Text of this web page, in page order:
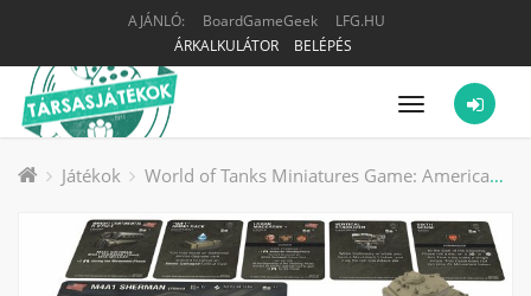
AJÁNLÓ: BoardGameGeek
LFG.HU
ÁRKALKULÁTOR
BELÉPÉS
Menü
Játékok World of Tanks Miniatures Game: American – M4A1 Sherman (76mm) társasjáték kiegészítő